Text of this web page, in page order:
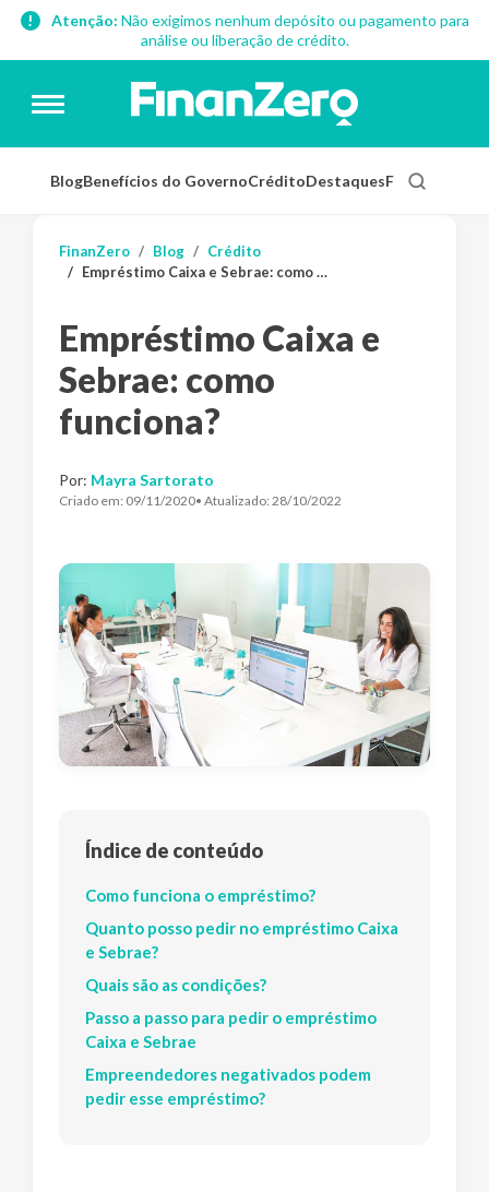
Atenção: Não exigimos nenhum depósito ou pagamento para
análise ou liberação de crédito.
BlogBenefícios do GovernoCréditoDestaquesFinanças
FinanZero Blog
Crédito
Empréstimo Caixa e Sebrae: como funciona?
Empréstimo Caixa e
Sebrae: como
funciona?
Por: Mayra Sartorato
Criado em: 09/11/2020• Atualizado: 28/10/2022
Índice de conteúdo
Como funciona o empréstimo?
Quanto posso pedir no empréstimo Caixa
e Sebrae?
Quais são as condições?
Passo a passo para pedir o empréstimo
Caixa e Sebrae
Empreendedores negativados podem
pedir esse empréstimo?